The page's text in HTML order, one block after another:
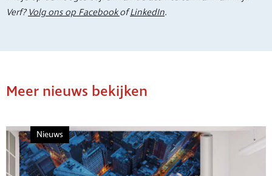
Verf?Volg ons op FacebookofLinkedIn.
Meer nieuws bekijken
Nieuws